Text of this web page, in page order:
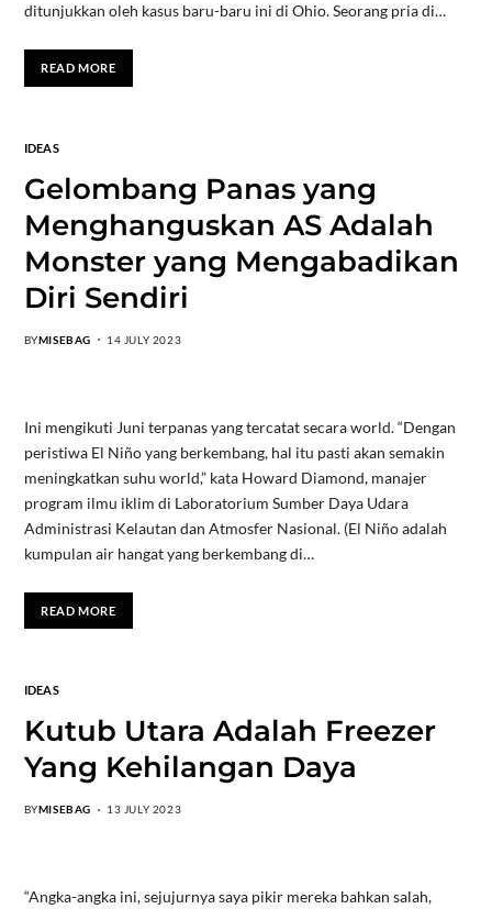
ditunjukkan oleh kasus baru-baru ini di Ohio. Seorang pria di…
READ MORE
IDEAS
Gelombang Panas yang
Menghanguskan AS Adalah
Monster yang Mengabadikan
Diri Sendiri
BYMISEBAG 14 JULY 2023
Ini mengikuti Juni terpanas yang tercatat secara world. “Dengan
peristiwa El Niño yang berkembang, hal itu pasti akan semakin
meningkatkan suhu world,” kata Howard Diamond, manajer
program ilmu iklim di Laboratorium Sumber Daya Udara
Administrasi Kelautan dan Atmosfer Nasional. (El Niño adalah
kumpulan air hangat yang berkembang di…
READ MORE
IDEAS
Kutub Utara Adalah Freezer
Yang Kehilangan Daya
BYMISEBAG 13 JULY 2023
“Angka-angka ini, sejujurnya saya pikir mereka bahkan salah,